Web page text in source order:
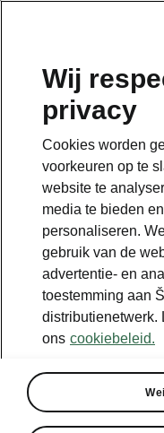
Wij
privacy
Cookies worden
voorkeuren op te
website te
media te bieden
personaliseren.
gebruik van de
advertentie- en
toestemming aan
distributienetwerk.
ons cookiebeleid.